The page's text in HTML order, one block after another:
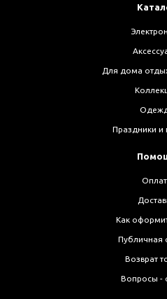
Для дома
Праздники и
Как
Публичная
Возврат
Вопросы -